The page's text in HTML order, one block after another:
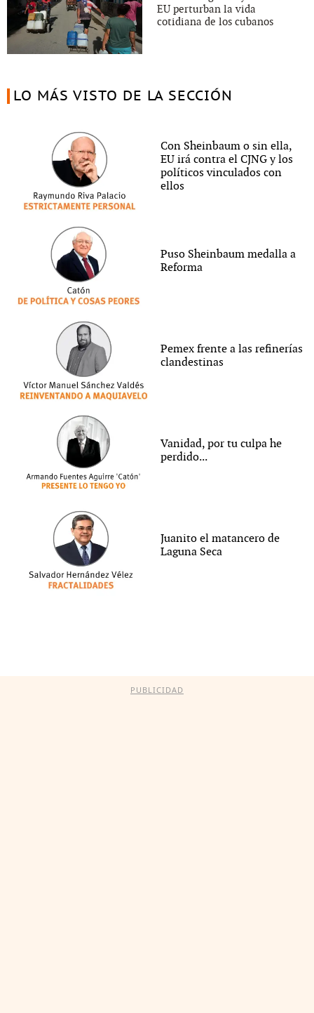
EU perturban la vida
cotidiana de los cubanos
LO MÁS VISTO DE LA SECCIÓN
Con Sheinbaum o sin ella,
EU irá contra el CJNG y los
políticos vinculados con
ellos
Puso Sheinbaum medalla a
Reforma
Pemex frente a las refinerías
clandestinas
Vanidad, por tu culpa he
perdido...
Juanito el matancero de
Laguna Seca
PUBLICIDAD